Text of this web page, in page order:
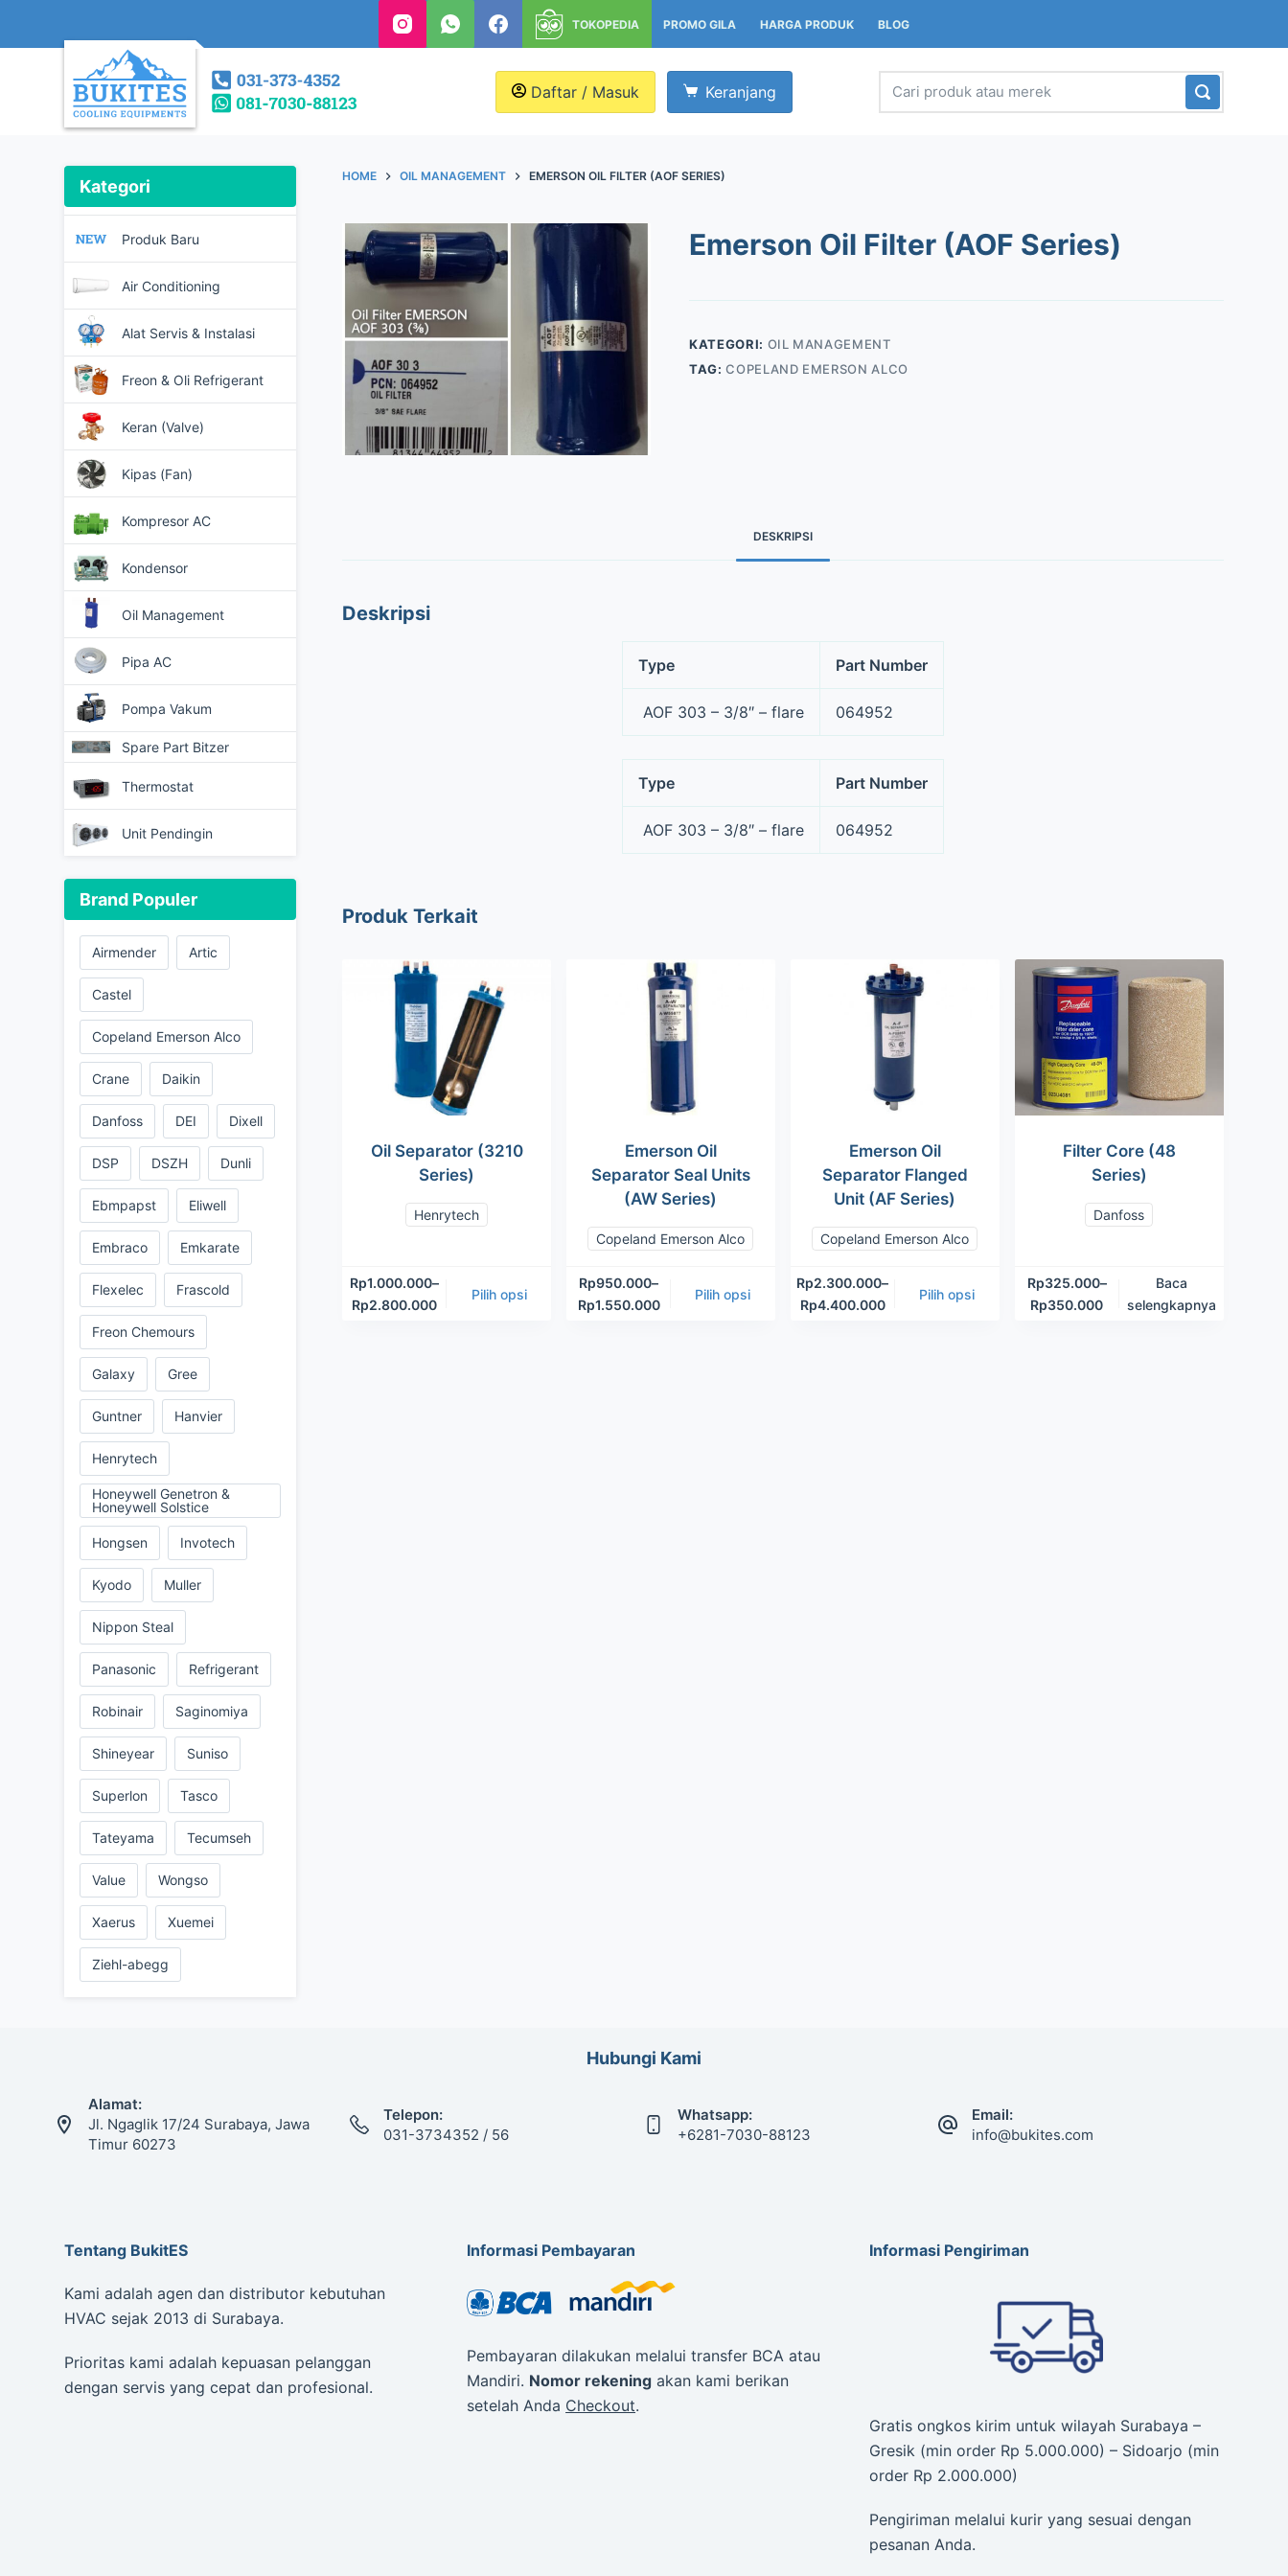
k
TOKOPEDIA PROMO GILA HARGA PRODUK BLOG
Daftar / Masuk Keranjang
HOME OIL MANAGEMENT EMERSON OIL FILTER (AOF SERIES)
Emerson Oil Filter (AOF Series)
KATEGORI: OIL MANAGEMENT
TAG:COPELAND EMERSON ALCO
DESKRIPSI
Deskripsi
Type Part Number
AOF 303 – 3/8″ – flare 064952
Type Part Number
AOF 303 – 3/8″ – flare 064952
Produk Terkait
Oil Separator (3210
Series)
Rp1.000.000–
Rp2.800.000
Pilih opsi
Henrytech
Emerson Oil
Separator Seal Units
(AW Series)
Rp950.000–
Rp1.550.000
Pilih opsi
Copeland Emerson Alco
Emerson Oil
Separator Flanged
Unit (AF Series)
Rp2.300.000–
Rp4.400.000
Pilih opsi
Copeland Emerson Alco
Filter Core (48
Series)
Rp325.000–
Rp350.000
Baca
selengkapnya
Danfoss
Kategori
Produk Baru
Air Conditioning
Alat Servis & Instalasi
Freon & Oli Refrigerant
Keran (Valve)
Kipas (Fan)
Kompresor AC
Kondensor
Oil Management
Pipa AC
Pompa Vakum
Spare Part Bitzer
Thermostat
Unit Pendingin
Brand Populer
Airmender Artic
Castel
Copeland Emerson Alco
Crane Daikin
Danfoss DEI Dixell
DSP DSZH Dunli
Ebmpapst Eliwell
Embraco Emkarate
Flexelec Frascold
Freon Chemours
Galaxy Gree
Guntner Hanvier
Henrytech
Honeywell Genetron &
Honeywell Solstice
Hongsen Invotech
Kyodo Muller
Nippon Steal
Panasonic Refrigerant
Robinair Saginomiya
Shineyear Suniso
Superlon Tasco
Tateyama Tecumseh
Value Wongso
Xaerus Xuemei
Ziehl-abegg
Hubungi Kami
Alamat:
Jl. Ngaglik 17/24 Surabaya, Jawa
Timur 60273
Telepon:
031-3734352 / 56
Whatsapp:
+6281-7030-88123
Email:
info@bukites.com
Tentang BukitES
Kami adalah agen dan distributor kebutuhan
HVAC sejak 2013 di Surabaya.
Prioritas kami adalah kepuasan pelanggan
dengan servis yang cepat dan profesional.
Informasi Pembayaran
Pembayaran dilakukan melalui transfer BCA atau
Mandiri. Nomor rekening akan kami berikan
setelah Anda Checkout.
Informasi Pengiriman
Gratis ongkos kirim untuk wilayah Surabaya –
Gresik (min order Rp 5.000.000) – Sidoarjo (min
order Rp 2.000.000)
Pengiriman melalui kurir yang sesuai dengan
pesanan Anda.